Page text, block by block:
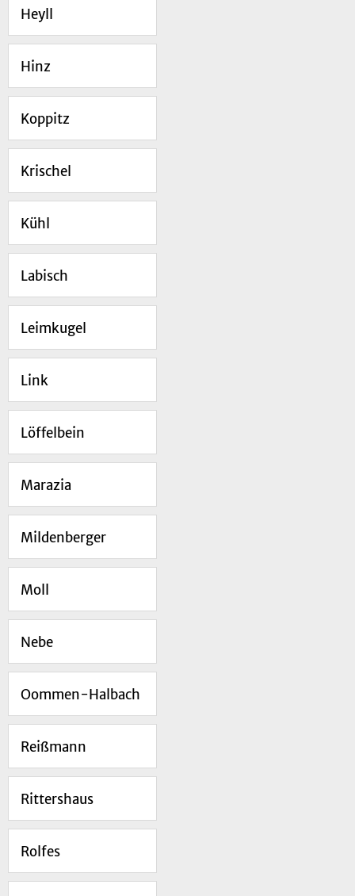
Heyll
Hinz
Koppitz
Krischel
Kühl
Labisch
Leimkugel
Link
Löffelbein
Marazia
Mildenberger
Moll
Nebe
Oommen-Halbach
Reißmann
Rittershaus
Rolfes